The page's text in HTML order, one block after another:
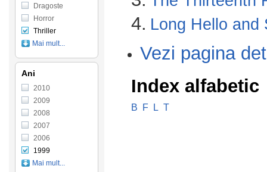
4. Long Hello and
Vezi pagina
Index alfabetic
B F L T
Dragoste
Horror
Thriller
Mai mult...
Ani
2010
2009
2008
2007
2006
1999
Mai mult...